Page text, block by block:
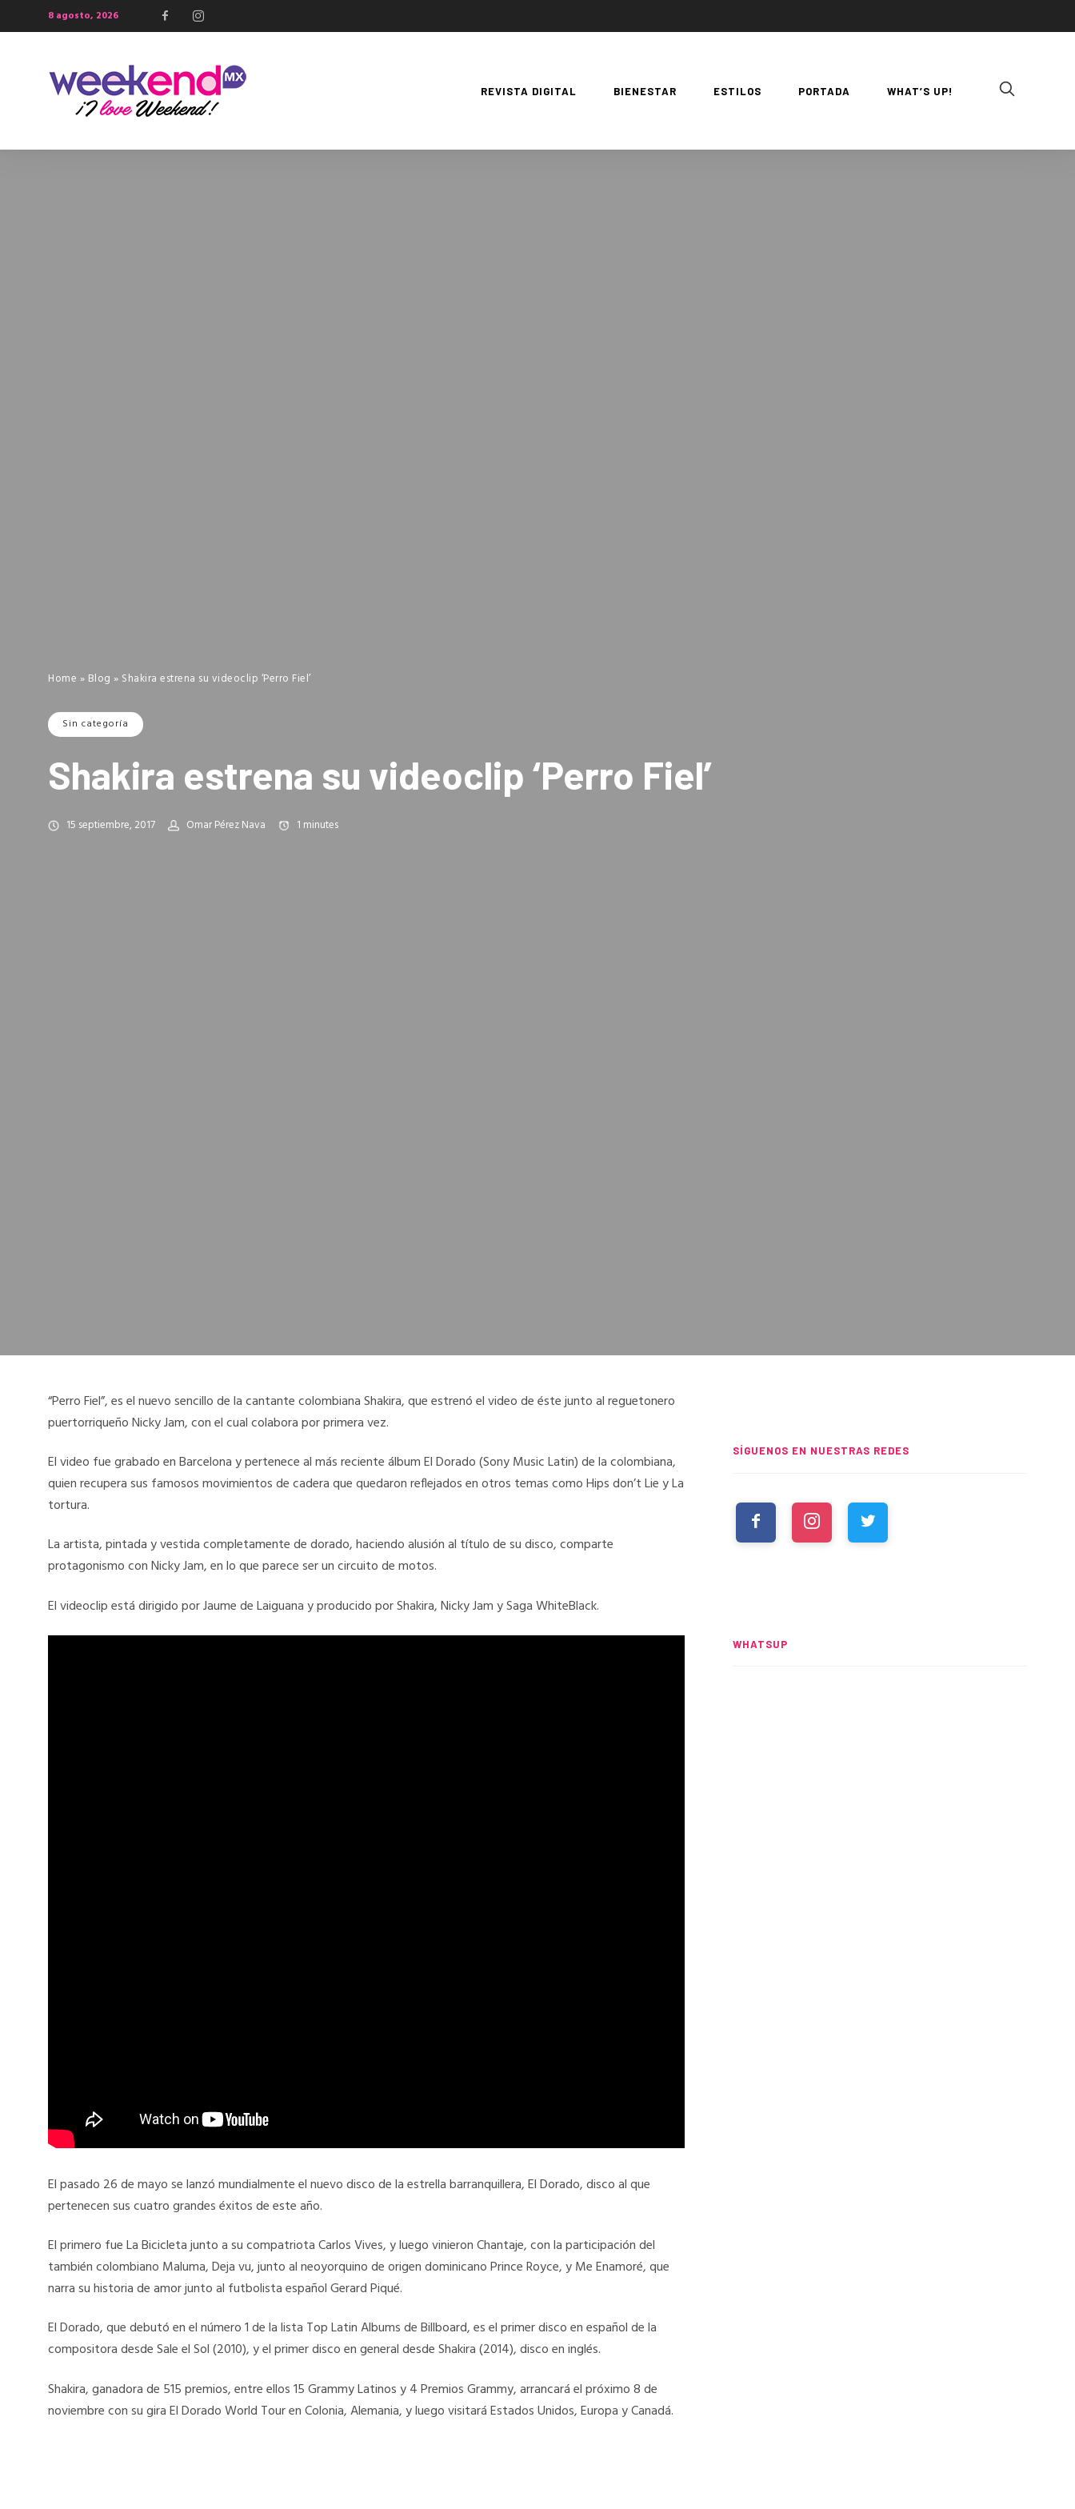
8 agosto, 2026
REVISTA DIGITAL BIENESTAR ESTILOS PORTADA WHAT’S UP!
Home » Blog » Shakira estrena su videoclip ‘Perro Fiel’
Sin categoría
Shakira estrena su videoclip ‘Perro Fiel’
15 septiembre, 2017 Omar Pérez Nava 1 minutes
“Perro Fiel”, es el nuevo sencillo de la cantante colombiana Shakira, que estrenó el video de éste junto al reguetonero
puertorriqueño Nicky Jam, con el cual colabora por primera vez.
El video fue grabado en Barcelona y pertenece al más reciente álbum El Dorado (Sony Music Latin) de la colombiana,
quien recupera sus famosos movimientos de cadera que quedaron reflejados en otros temas como Hips don’t Lie y La
tortura.
La artista, pintada y vestida completamente de dorado, haciendo alusión al título de su disco, comparte
protagonismo con Nicky Jam, en lo que parece ser un circuito de motos.
El videoclip está dirigido por Jaume de Laiguana y producido por Shakira, Nicky Jam y Saga WhiteBlack.
El pasado 26 de mayo se lanzó mundialmente el nuevo disco de la estrella barranquillera, El Dorado, disco al que
pertenecen sus cuatro grandes éxitos de este año.
El primero fue La Bicicleta junto a su compatriota Carlos Vives, y luego vinieron Chantaje, con la participación del
también colombiano Maluma, Deja vu, junto al neoyorquino de origen dominicano Prince Royce, y Me Enamoré, que
narra su historia de amor junto al futbolista español Gerard Piqué.
El Dorado, que debutó en el número 1 de la lista Top Latin Albums de Billboard, es el primer disco en español de la
compositora desde Sale el Sol (2010), y el primer disco en general desde Shakira (2014), disco en inglés.
Shakira, ganadora de 515 premios, entre ellos 15 Grammy Latinos y 4 Premios Grammy, arrancará el próximo 8 de
noviembre con su gira El Dorado World Tour en Colonia, Alemania, y luego visitará Estados Unidos, Europa y Canadá.
SÍGUENOS EN NUESTRAS REDES
WHATSUP